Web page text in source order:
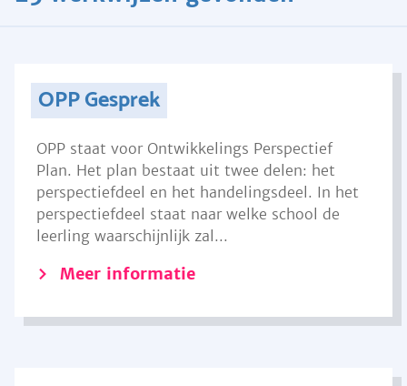
OPP Gesprek
OPP staat voor Ontwikkelings Perspectief
Plan. Het plan bestaat uit twee delen: het
perspectiefdeel en het handelingsdeel. In het
perspectiefdeel staat naar welke school de
leerling waarschijnlijk zal...
Meer informatie